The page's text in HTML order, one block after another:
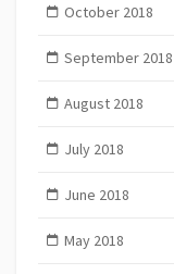
October 2018
September 2018
August 2018
July 2018
June 2018
May 2018